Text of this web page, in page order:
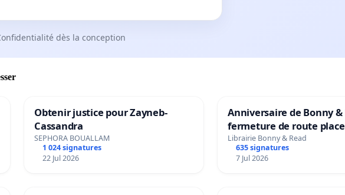
dès la conception
Obtenir justice pour Zayneb-
Cassandra
SEPHORA BOUALLAM
1 024 signatures
22 Jul 2026
Anniversaire de Bonny &
fermeture de route
Maya M
Librairie Bonny & Read
635 signatures
7 Jul 2026